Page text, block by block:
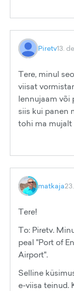
Piretv13.
Tere, minul
viisat
lennujaam või
siis kui panen
tohi ma mujalt
matkaja
Tere!
To: Piretv.
peal "Port of
Airport".
Selline
e-viisa teinud.